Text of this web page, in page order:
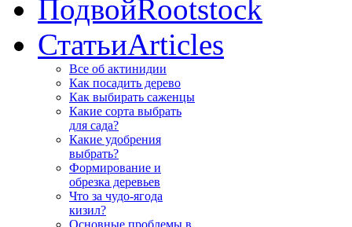
ПодвойRootstock
СтатьиArticles
Все об актинидии
Как посадить дерево
Как выбирать саженцы
Какие сорта выбрать
для сада?
Какие удобрения
выбрать?
Формирование и
обрезка деревьев
Что за чудо-ягода
кизил?